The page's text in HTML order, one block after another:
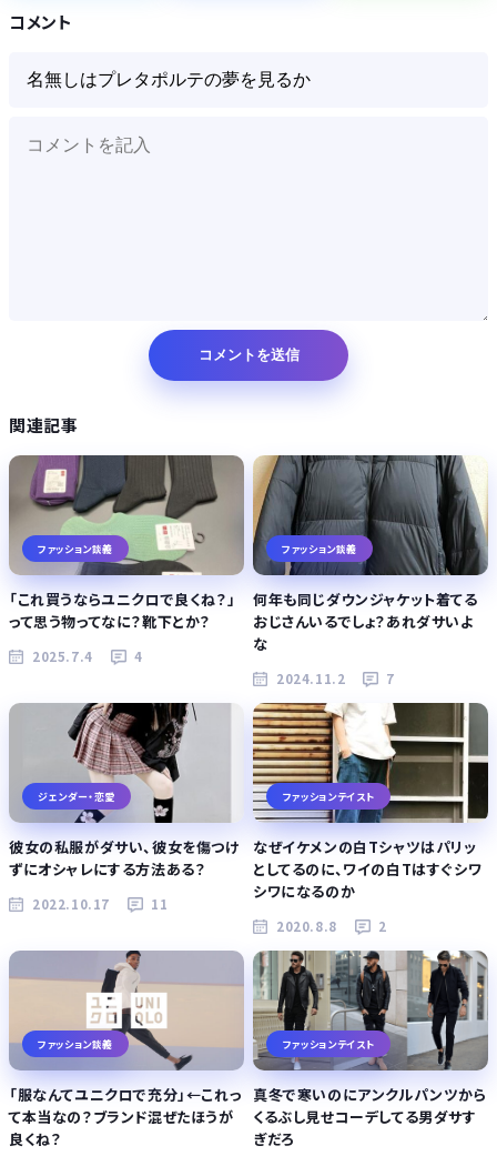
Powered by livedoor 相互RSS
コメント
関連記事
ファッション談義
「これ買うならユニクロで良くね？」
って思う物ってなに？靴下とか？
2025.7.4 4
ファッション談義
何年も同じダウンジャケット着てる
おじさんいるでしょ？あれダサいよ
な
2024.11.2 7
ジェンダー・恋愛
彼女の私服がダサい、彼女を傷つけ
ずにオシャレにする方法ある？
2022.10.17 11
ファッションテイスト
なぜイケメンの白Tシャツはパリッ
としてるのに、ワイの白Tはすぐシワ
シワになるのか
2020.8.8 2
ファッション談義
「服なんてユニクロで充分」←これっ
て本当なの？ブランド混ぜたほうが
良くね？
ファッションテイスト
真冬で寒いのにアンクルパンツから
くるぶし見せコーデしてる男ダサす
ぎだろ